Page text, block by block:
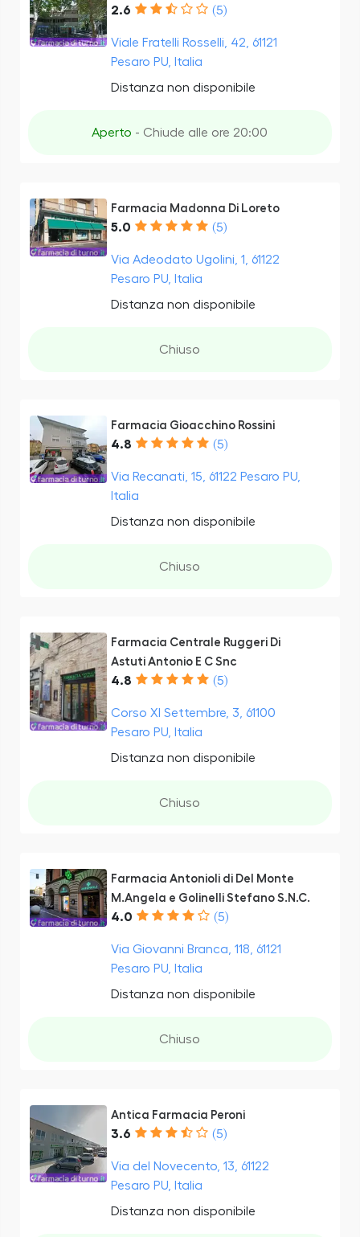
2.6 (5)
Viale Fratelli Rosselli, 42, 61121
Pesaro PU, Italia
Distanza non disponibile
Aperto - Chiude alle ore 20:00
Farmacia Madonna Di Loreto
5.0 (5)
Via Adeodato Ugolini, 1, 61122
Pesaro PU, Italia
Distanza non disponibile
Chiuso
Farmacia Gioacchino Rossini
4.8 (5)
Via Recanati, 15, 61122 Pesaro PU,
Italia
Distanza non disponibile
Chiuso
Farmacia Centrale Ruggeri Di
Astuti Antonio E C Snc
4.8 (5)
Corso XI Settembre, 3, 61100
Pesaro PU, Italia
Distanza non disponibile
Chiuso
Farmacia Antonioli di Del Monte
M.Angela e Golinelli Stefano S.N.C.
4.0 (5)
Via Giovanni Branca, 118, 61121
Pesaro PU, Italia
Distanza non disponibile
Chiuso
Antica Farmacia Peroni
3.6 (5)
Via del Novecento, 13, 61122
Pesaro PU, Italia
Distanza non disponibile